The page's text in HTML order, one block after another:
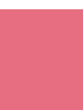
रात के बाद अभी तक लड़